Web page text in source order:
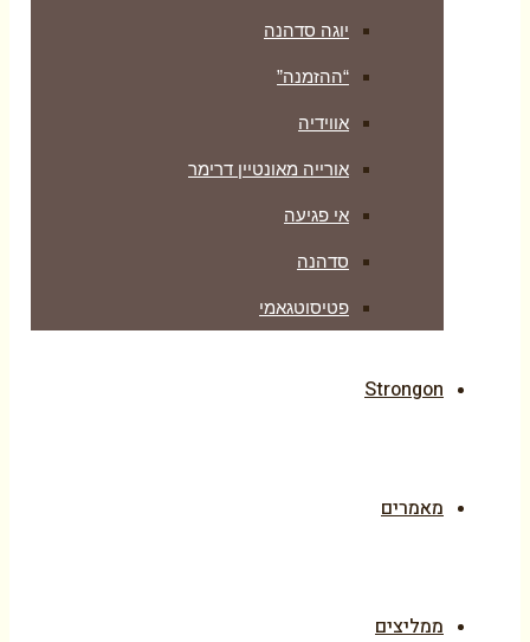
יוגה סדהנה
“ההזמנה”
אווידיה
אורייה מאונטיין דרימר
אי פגיעה
סדהנה
פטיסוטגאמי
Strongon
מאמרים
ממליצים